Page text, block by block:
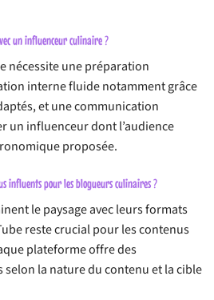
un influenceur culinaire ?
nécessite une préparation
interne fluide notamment grâce
et une communication
un influenceur dont l’audience
proposée.
influents pour les blogueurs culinaires ?
le paysage avec leurs formats
reste crucial pour les contenus
plateforme offre des
la nature du contenu et la cible